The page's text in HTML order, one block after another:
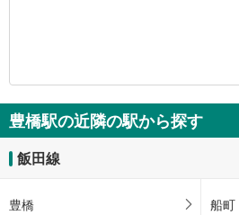
豊橋駅の近隣の駅から探す
飯田線
豊橋 船町